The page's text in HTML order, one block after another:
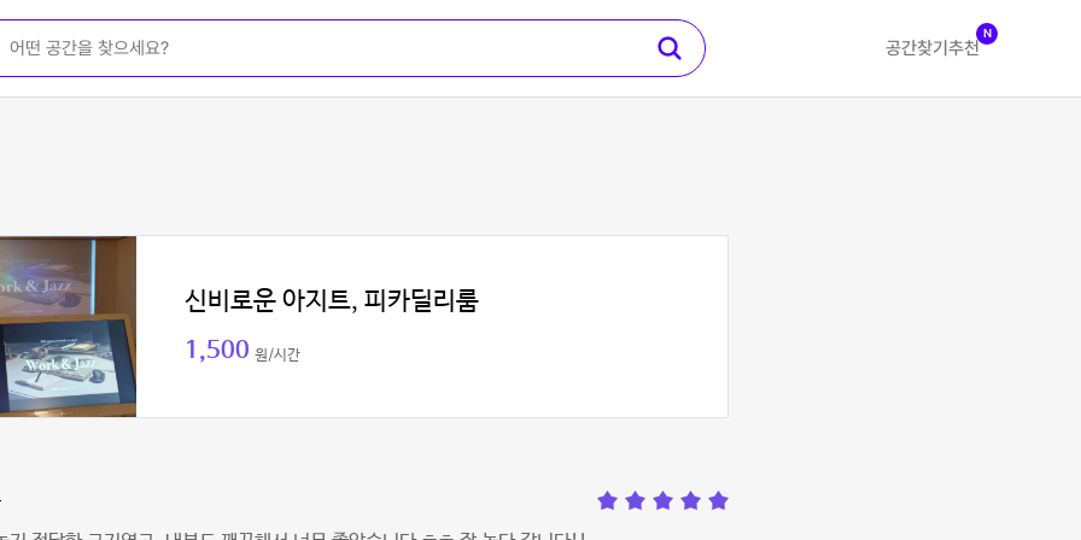
공간찾기 추천
N
신비로운 아지트, 피카딜리룸
1,500 원/시간